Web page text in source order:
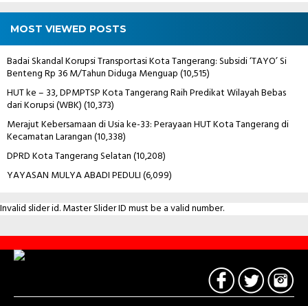
MOST VIEWED POSTS
Badai Skandal Korupsi Transportasi Kota Tangerang: Subsidi ‘TAYO’ Si
Benteng Rp 36 M/Tahun Diduga Menguap(10,515)
HUT ke – 33, DPMPTSP Kota Tangerang Raih Predikat Wilayah Bebas
dari Korupsi (WBK)(10,373)
Merajut Kebersamaan di Usia ke-33: Perayaan HUT Kota Tangerang di
Kecamatan Larangan(10,338)
DPRD Kota Tangerang Selatan(10,208)
YAYASAN MULYA ABADI PEDULI(6,099)
Invalid slider id. Master Slider ID must be a valid number.
Contact
Us